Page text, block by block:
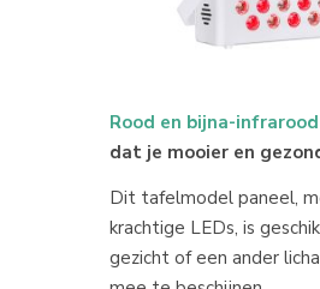
Rood en bijna-
dat je mooier en
Dit tafelmodel paneel,
krachtige LEDs, is
gezicht of een ander